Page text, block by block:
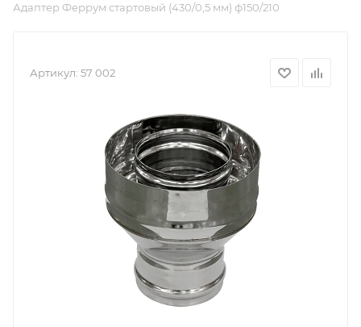
Адаптер Феррум стартовый (430/0,5 мм) ф150/210
Артикул: 57 002